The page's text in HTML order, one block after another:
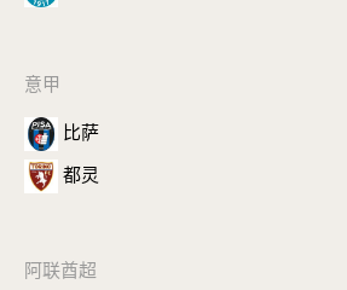
意甲
比萨
都灵
阿联酋超